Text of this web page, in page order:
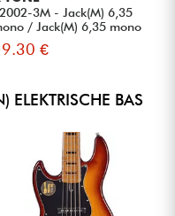
3M - Jack(M) 6,35
/ Jack(M) 6,35 mono
€
ELEKTRISCHE BAS